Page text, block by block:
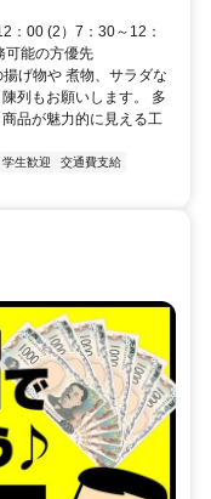
：00 (2）7：30～12：
可能の方優先
げ物や 煮物、サラダな
列もお願いします。 多
品が魅力的に見える工
学生歓迎
交通費支給